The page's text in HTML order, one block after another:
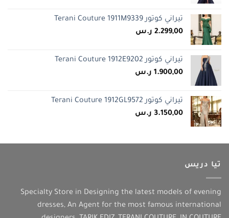
تيراني كوتور Terani Couture 1911M9339
2.299,00 ر.س
تيراني كوتور Terani Couture 1912E9202
1.900,00 ر.س
تيراني كوتور Terani Couture 1912GL9572
3.150,00 ر.س
تيا دريس
Specialty Store in Designing the latest models of evening
dresses, An Agent for the most famous international